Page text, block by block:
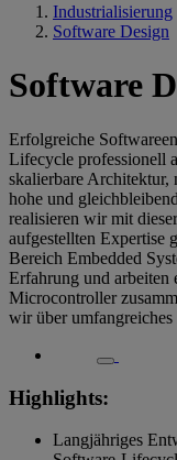
Industrialisierung
Software Design
Software
Erfolgreiche
Lifecycle professionell
skalierbare Architektur,
hohe und
realisieren wir mit
aufgestellten Expertise
Bereich Embedded
Erfahrung und arbeiten
Microcontroller
wir über
Highlights:
Langjähriges